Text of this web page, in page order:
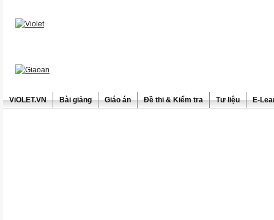
ViOLET.VN Bài giảng Giáo án Đề thi & Kiểm tra Tư liệu E-